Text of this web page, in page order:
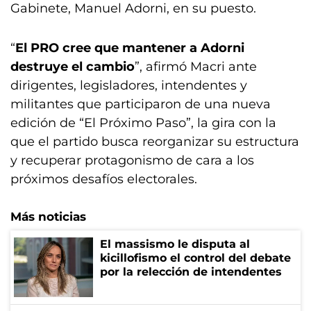
Gabinete, Manuel Adorni, en su puesto.
“El PRO cree que mantener a Adorni
destruye el cambio”, afirmó Macri ante
dirigentes, legisladores, intendentes y
militantes que participaron de una nueva
edición de “El Próximo Paso”, la gira con la
que el partido busca reorganizar su estructura
y recuperar protagonismo de cara a los
próximos desafíos electorales.
Más noticias
El massismo le disputa al
kicillofismo el control del debate
por la relección de intendentes